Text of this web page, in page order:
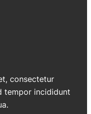
consectetur
tempor incididunt